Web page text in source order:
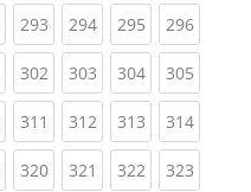
293(current)
294(current)
295(current)
296
(current)
302(current)
303(current)
304(current)
305
311 (current)
312(current)
313(current)
314
320(current)
321 (current)
322(current)
323